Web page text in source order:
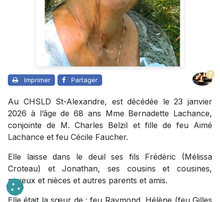
Imprimer Partager
7
Au CHSLD St-Alexandre, est décédée le 23 janvier
2026 à l’âge de 68 ans Mme Bernadette Lachance,
conjointe de M. Charles Belzil et fille de feu Aimé
Lachance et feu Cécile Faucher.
Elle laisse dans le deuil ses fils Frédéric (Mélissa
Croteau) et Jonathan, ses cousins et cousines,
neveux et nièces et autres parents et amis.
Elle était la sœur de : feu Raymond, Hélène (feu Gilles